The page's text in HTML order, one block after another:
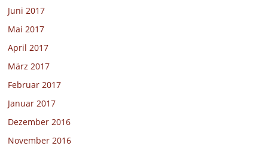
Juni 2017
Mai 2017
April 2017
März 2017
Februar 2017
Januar 2017
Dezember 2016
November 2016